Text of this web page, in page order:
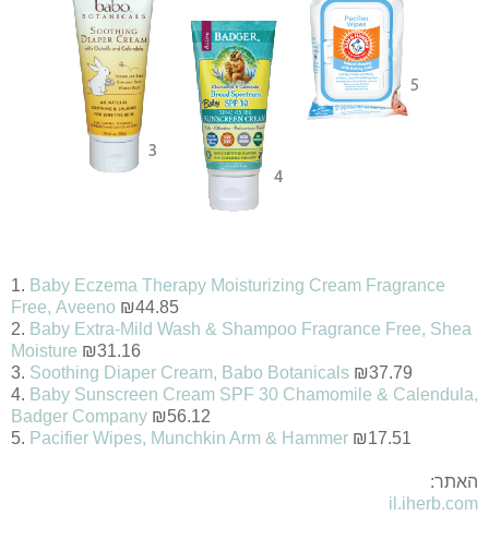
1. Baby Eczema Therapy Moisturizing Cream Fragrance
Free, Aveeno ₪44.85
2. Baby Extra-Mild Wash & Shampoo Fragrance Free, Shea
Moisture ₪31.16
3. Soothing Diaper Cream, Babo Botanicals ₪37.79
4. Baby Sunscreen Cream SPF 30 Chamomile & Calendula,
Badger Company ₪56.12
5. Pacifier Wipes, Munchkin Arm & Hammer ₪17.51
האתר:
il.iherb.com